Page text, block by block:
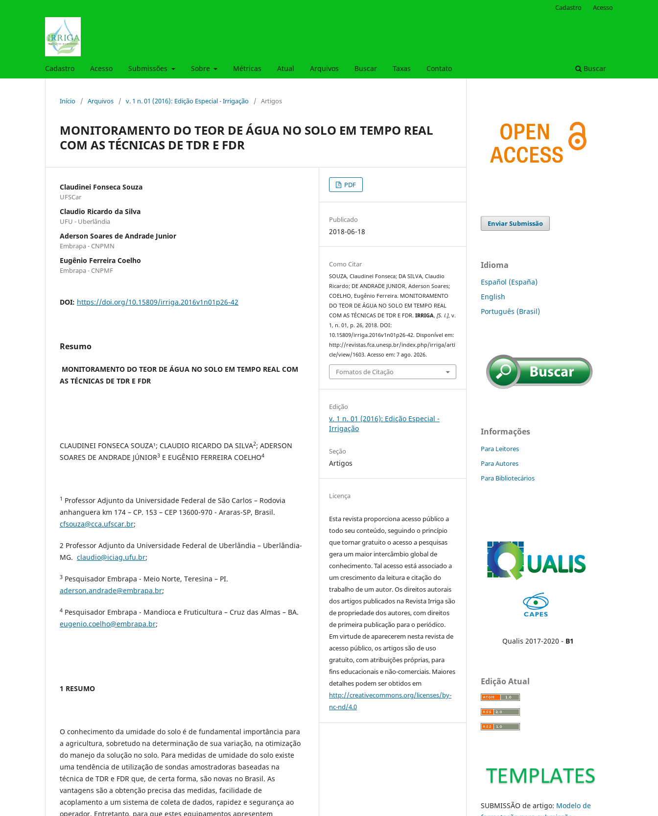
Cadastro Acesso Submissões Sobre Métricas Atual Arquivos Buscar Taxas Contato Buscar
Cadastro Acesso
Início / Arquivos / v. 1 n. 01 (2016): Edição Especial - Irrigação / Artigos
MONITORAMENTO DO TEOR DE ÁGUA NO SOLO EM TEMPO REAL
COM AS TÉCNICAS DE TDR E FDR
Claudinei Fonseca Souza
UFSCar
Claudio Ricardo da Silva
UFU - Uberlândia
Aderson Soares de Andrade Junior
Embrapa - CNPMN
Eugênio Ferreira Coelho
Embrapa - CNPMF
DOI: https://doi.org/10.15809/irriga.2016v1n01p26-42
Resumo
MONITORAMENTO DO TEOR DE ÁGUA NO SOLO EM TEMPO REAL COM
AS TÉCNICAS DE TDR E FDR
CLAUDINEI FONSECA SOUZA¹; CLAUDIO RICARDO DA SILVA2; ADERSON
SOARES DE ANDRADE JÚNIOR3 E EUGÊNIO FERREIRA COELHO4
1 Professor Adjunto da Universidade Federal de São Carlos – Rodovia
anhanguera km 174 – CP. 153 – CEP 13600-970 - Araras-SP, Brasil.
cfsouza@cca.ufscar.br;
2 Professor Adjunto da Universidade Federal de Uberlândia – Uberlândia-
MG. claudio@iciag.ufu.br;
3 Pesquisador Embrapa - Meio Norte, Teresina – PI.
aderson.andrade@embrapa.br;
4 Pesquisador Embrapa - Mandioca e Fruticultura – Cruz das Almas – BA.
eugenio.coelho@embrapa.br;
1 RESUMO
O conhecimento da umidade do solo é de fundamental importância para
a agricultura, sobretudo na determinação de sua variação, na otimização
do manejo da solução no solo. Para medidas de umidade do solo existe
uma tendência de utilização de sondas amostradoras baseadas na
técnica de TDR e FDR que, de certa forma, são novas no Brasil. As
vantagens são a obtenção precisa das medidas, facilidade de
acoplamento a um sistema de coleta de dados, rapidez e segurança ao
operador. Entretanto, para que estes equipamentos apresentem
PDF
Publicado
2018-06-18
Como Citar
SOUZA, Claudinei Fonseca; DA SILVA, Claudio
Ricardo; DE ANDRADE JUNIOR, Aderson Soares;
COELHO, Eugênio Ferreira. MONITORAMENTO
DO TEOR DE ÁGUA NO SOLO EM TEMPO REAL
COM AS TÉCNICAS DE TDR E FDR.IRRIGA,[S. l.], v.
1, n. 01, p. 26, 2018. DOI:
10.15809/irriga.2016v1n01p26-42. Disponível em:
http://revistas.fca.unesp.br/index.php/irriga/arti
cle/view/1603. Acesso em: 7 ago. 2026.
Fomatos de Citação
Edição
v. 1 n. 01 (2016): Edição Especial -
Irrigação
Seção
Artigos
Licença
Esta revista proporciona acesso público a
todo seu conteúdo, seguindo o princípio
que tornar gratuito o acesso a pesquisas
gera um maior intercâmbio global de
conhecimento. Tal acesso está associado a
um crescimento da leitura e citação do
trabalho de um autor. Os direitos autorais
dos artigos publicados na Revista Irriga são
de propriedade dos autores, com direitos
de primeira publicação para o periódico.
Em virtude de aparecerem nesta revista de
acesso público, os artigos são de uso
gratuito, com atribuições próprias, para
fins educacionais e não-comerciais. Maiores
detalhes podem ser obtidos em
http://creativecommons.org/licenses/by-
nc-nd/4.0
Enviar Submissão
Idioma
Español (España)
English
Português (Brasil)
Informações
Para Leitores
Para Autores
Para Bibliotecários
Qualis 2017-2020 - B1
Edição Atual
SUBMISSÃO de artigo: Modelo de